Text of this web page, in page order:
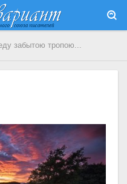
забытою тропою...